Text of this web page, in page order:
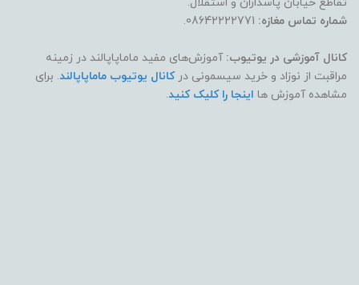
شماره تماس مغازه:
کانال آموزشی در یوتیوب: آموزش‌های مفید ماماپاپالند در زمینه
مراقبت از نوزاد و خرید سیسمونی درکانال یوتیوب ماماپاپالند. برای
مشاهده آموزش ها اینجا را کلیک کنید.